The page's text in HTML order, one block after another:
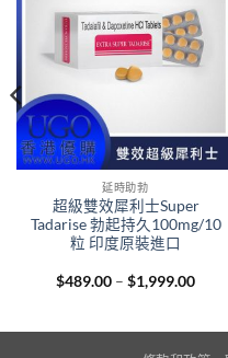
延時助勃
超級雙效犀利士Super
Tadarise 勃起持久100mg/10
粒 印度原裝進口
$489.00 – $1,999.00Price